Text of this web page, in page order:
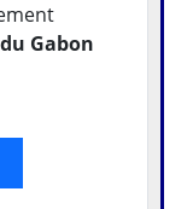
Gabon